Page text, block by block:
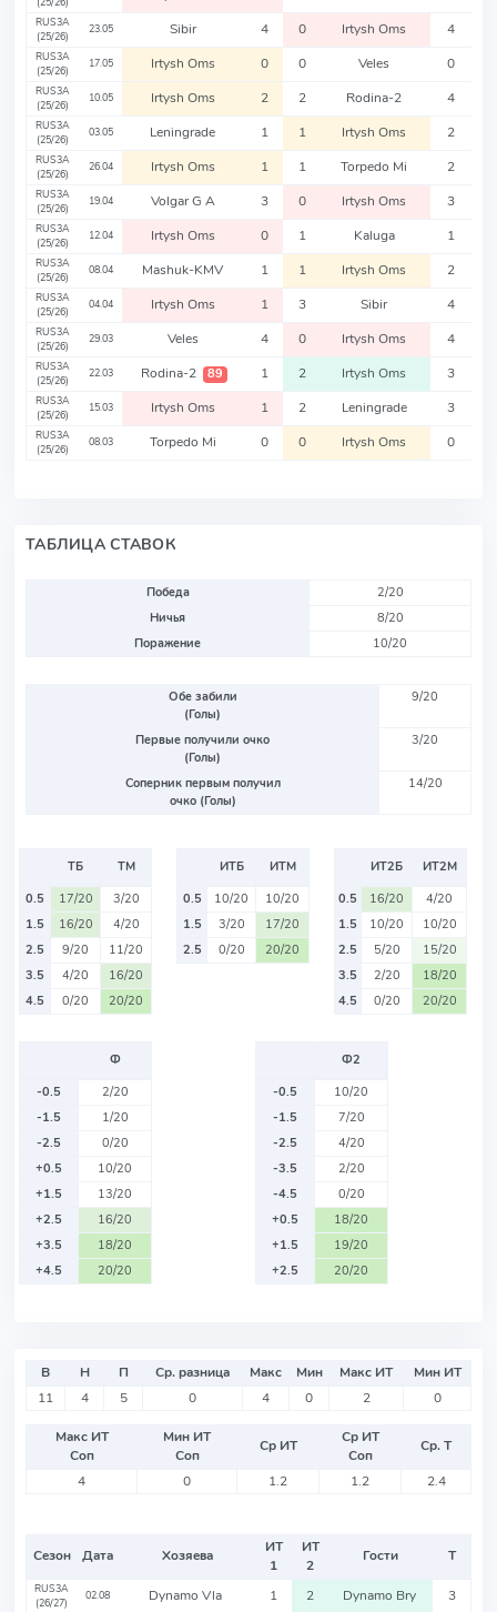
RUS3A
(25/26)
23.05 Sibir 4 0 Irtysh Oms 4
RUS3A
(25/26)
17.05 Irtysh Oms 0 0 Veles 0
RUS3A
(25/26)
10.05 Irtysh Oms 2 2 Rodina-2 4
RUS3A
(25/26)
03.05 Leningrade 1 1 Irtysh Oms 2
RUS3A
(25/26)
26.04 Irtysh Oms 1 1 Torpedo Mi 2
RUS3A
(25/26)
19.04 Volgar G A 3 0 Irtysh Oms 3
RUS3A
(25/26)
12.04 Irtysh Oms 0 1 Kaluga 1
RUS3A
(25/26)
08.04 Mashuk-KMV 1 1 Irtysh Oms 2
RUS3A
(25/26)
04.04 Irtysh Oms 1 3 Sibir 4
RUS3A
(25/26)
29.03 Veles 4 0 Irtysh Oms 4
RUS3A
(25/26)
22.03 Rodina-2 89 1 2 Irtysh Oms 3
RUS3A
(25/26)
15.03 Irtysh Oms 1 2 Leningrade 3
RUS3A
(25/26)
08.03 Torpedo Mi 0 0 Irtysh Oms 0
ТАБЛИЦА СТАВОК
Победа
2/20
Ничья
8/20
Поражение
10/20
Обе забили
(Голы)
9/20
Первые получили очко
(Голы)
3/20
Соперник первым получил
очко (Голы)
14/20
ТБ
ТМ
0.5
17/20
3/20
1.5
16/20
4/20
2.5
9/20
11/20
3.5
4/20
16/20
4.5
0/20 20/20
ИТБ
ИТМ
0.5
10/20
10/20
1.5
3/20
17/20
2.5
0/20 20/20
ИТ2Б
ИТ2М
0.5
16/20
4/20
1.5
10/20
10/20
2.5
5/20
15/20
3.5
2/20
18/20
4.5
0/20 20/20
Ф
-0.5
2/20
-1.5
1/20
-2.5
0/20
+0.5
10/20
+1.5
13/20
+2.5
16/20
+3.5
18/20
+4.5
20/20
Ф2
-0.5
10/20
-1.5
7/20
-2.5
4/20
-3.5
2/20
-4.5
0/20
+0.5
18/20
+1.5
19/20
+2.5
20/20
В Н П Ср. разница Макс Мин Макс ИТ
Мин ИТ
11
4 5 0 4 0 2 0
Макс ИТ
Соп
Мин ИТ
Соп
Ср ИТ
Ср ИТ
Соп
Ср. Т
4
0 1.2 1.2 2.4
Сезон Дата Хозяева
ИТ
1
ИТ
2
Гости Т
RUS3A
(26/27)
02.08 Dynamo Vla 1 2 Dynamo Bry 3